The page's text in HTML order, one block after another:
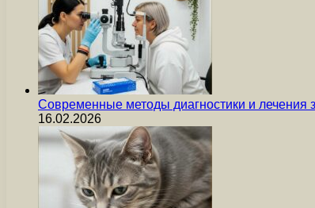
Современные методы диагностики и лечения
16.02.2026